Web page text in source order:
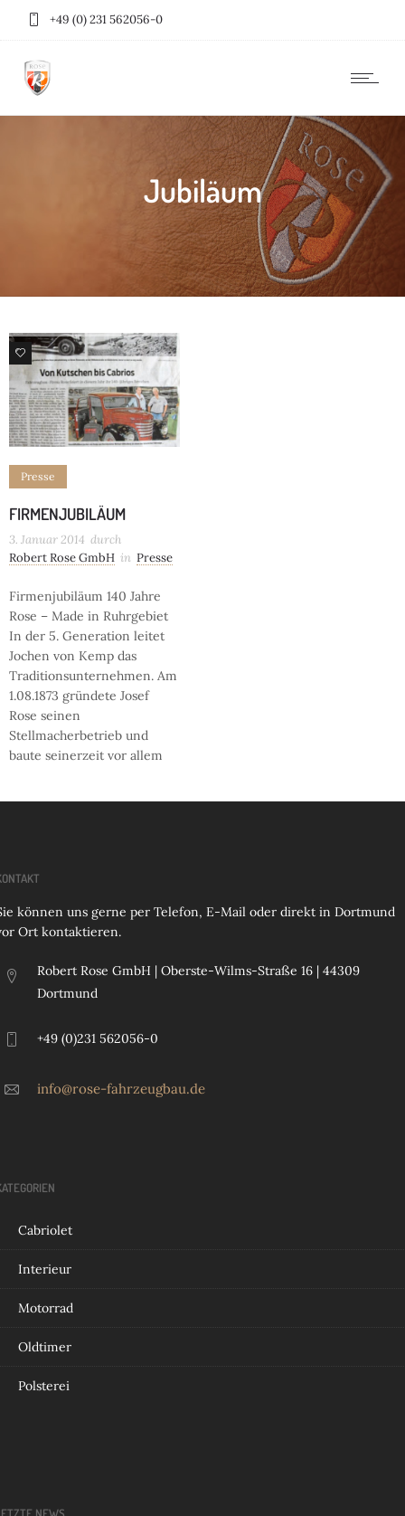
+49 (0) 231 562056-0
Jubiläum
98
Presse
FIRMENJUBILÄUM
3. Januar 2014 durch
Robert Rose GmbH in Presse
Firmenjubiläum 140 Jahre
Rose – Made in Ruhrgebiet
In der 5. Generation leitet
Jochen von Kemp das
Traditionsunternehmen. Am
1.08.1873 gründete Josef
Rose seinen
Stellmacherbetrieb und
baute seinerzeit vor allem
können uns gerne per Telefon, E-Mail oder direkt in Dortmund
Ort kontaktieren.
Robert Rose GmbH | Oberste-Wilms-Straße 16 | 44309
Dortmund
+49 (0)231 562056-0
info@rose-fahrzeugbau.de
Cabriolet
Interieur
Motorrad
Oldtimer
Polsterei